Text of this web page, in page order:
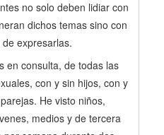
no solo deben lidiar con
dichos temas sino con
de expresarlas.
en consulta, de todas las
con y sin hijos, con y
He visto niños,
medios y de tercera